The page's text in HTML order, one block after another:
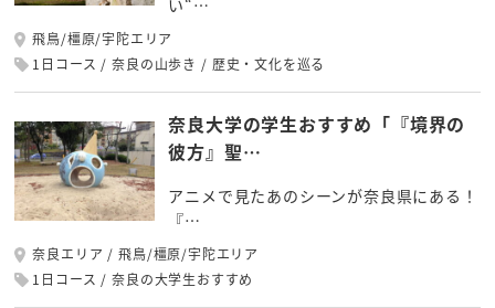
飛鳥/橿原/宇陀エリア
1日コース
奈良の山歩き 歴史・文化を巡る
奈良大学の学生おすすめ「『境界の
彼方』聖…
アニメで見たあのシーンが奈良県にある！
『…
奈良エリア
飛鳥/橿原/宇陀エリア
1日コース
奈良の大学生おすすめ